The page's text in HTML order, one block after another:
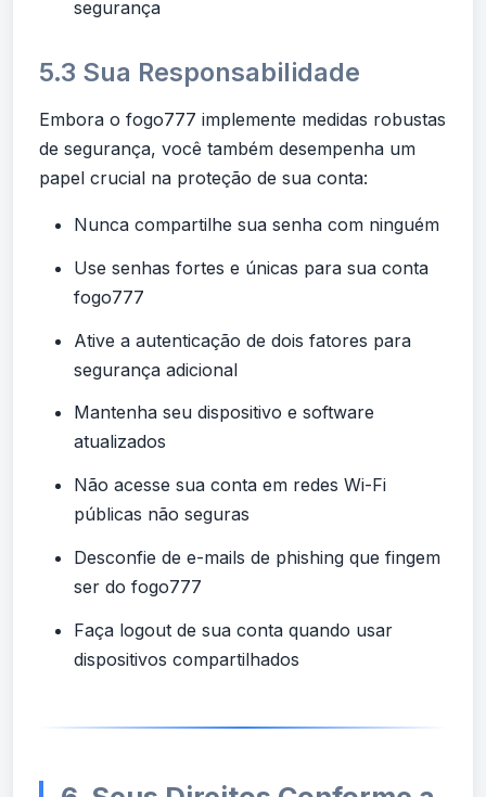
segurança
5.3 Sua Responsabilidade
Embora o fogo777 implemente medidas robustas
de segurança, você também desempenha um
papel crucial na proteção de sua conta:
Nunca compartilhe sua senha com ninguém
Use senhas fortes e únicas para sua conta
fogo777
Ative a autenticação de dois fatores para
segurança adicional
Mantenha seu dispositivo e software
atualizados
Não acesse sua conta em redes Wi-Fi
públicas não seguras
Desconfie de e-mails de phishing que fingem
ser do fogo777
Faça logout de sua conta quando usar
dispositivos compartilhados